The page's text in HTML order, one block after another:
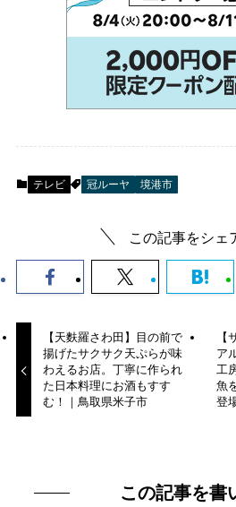
テレビ 冠ルーヤ 境港市
この記事をシェ
【天麩羅さわ田】目の前で
揚げたサクサク天ぷらが味
わえるお店。丁寧に作られ
た日本料理にお酒もすす
む！｜鳥取県米子市
【
ア
工
魚
登
この記事を書